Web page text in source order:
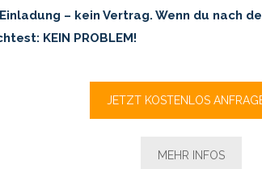
– kein Vertrag. Wenn du nach
KEIN PROBLEM!
JETZT KOSTENLOS
MEHR INFOS